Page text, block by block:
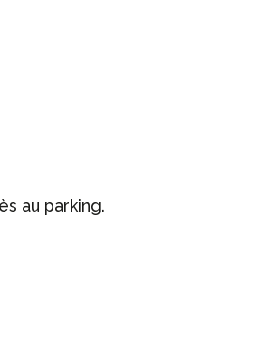
au parking.